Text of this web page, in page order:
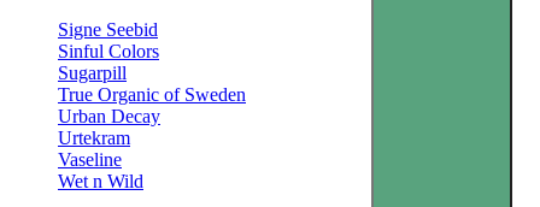
Signe Seebid
Sinful Colors
Sugarpill
True Organic of Sweden
Urban Decay
Urtekram
Vaseline
Wet n Wild